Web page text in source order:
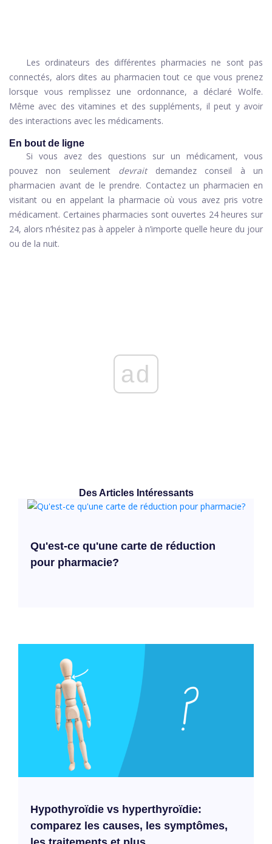
Les ordinateurs des différentes pharmacies ne sont pas
connectés, alors dites au pharmacien tout ce que vous prenez
lorsque vous remplissez une ordonnance, a déclaré Wolfe.
Même avec des vitamines et des suppléments, il peut y avoir
des interactions avec les médicaments.
En bout de ligne
Si vous avez des questions sur un médicament, vous
pouvez non seulement
devrait
demandez conseil à un
pharmacien avant de le prendre. Contactez un pharmacien en
visitant ou en appelant la pharmacie où vous avez pris votre
médicament. Certaines pharmacies sont ouvertes 24 heures sur
24, alors n’hésitez pas à appeler à n’importe quelle heure du jour
ou de la nuit.
ad
Des Articles Intéressants
Qu'est-ce qu'une carte de réduction
pour pharmacie?
Hypothyroïdie vs hyperthyroïdie:
comparez les causes, les symptômes,